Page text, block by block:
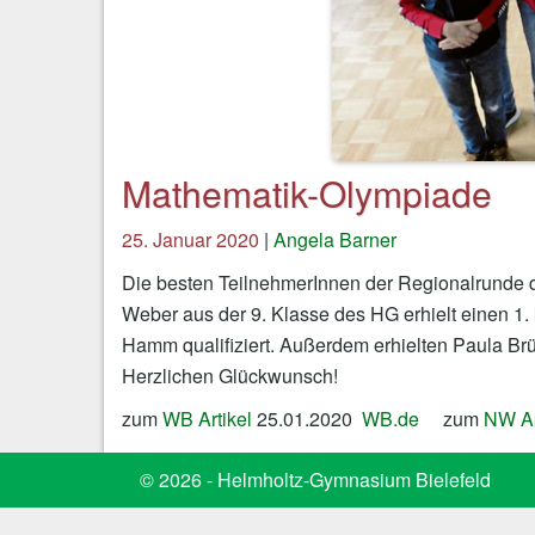
Mathematik-Olympiade
25. Januar 2020 | Angela Barner
Die besten TeilnehmerInnen der
Weber aus der 9. Klasse des HG erhielt einen
Hamm qualifiziert. Außerdem erhielten Paula
Herzlichen Glückwunsch!
zumWB Artikel 25.01.2020 WB.de zum NW
© 2026 - Helmholtz-Gymnasium Bielefeld